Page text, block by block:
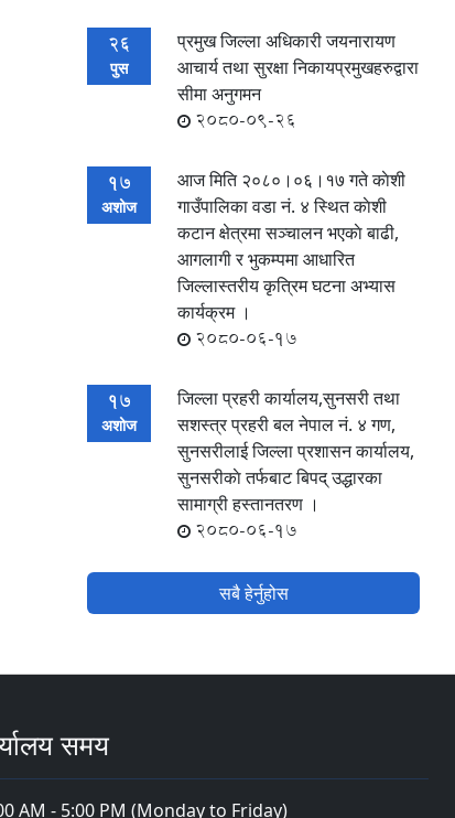
26
पुस
प्रमुख जिल्ला अधिकारी जयनारायण
आचार्य तथा सुरक्षा निकायप्रमुखहरुद्वारा
सीमा अनुगमन
2080-09-26
17
अशोज
आज मिति २०८०।०६।१७ गते काेशी
गाउँपालिका वडा नं. ४ स्थित काेशी
कटान क्षेत्रमा सञ्चालन भएकाे बाढी,
आगलागी र भुकम्पमा आधारित
जिल्लास्तरीय कृत्रिम घटना अभ्यास
कार्यक्रम ।
2080-06-17
17
अशोज
जिल्ला प्रहरी कार्यालय,सुनसरी तथा
सशस्‍त्र प्रहरी बल नेपाल नं. ४ गण,
सुनसरीलाई जिल्ला प्रशासन कार्यालय,
सुनसरीकाे तर्फबाट बिपद् उद्धारका
सामाग्री हस्तानतरण ।
2080-06-17
सबै हेर्नुहोस
समय
AM - 5:00 PM (Monday to Friday)